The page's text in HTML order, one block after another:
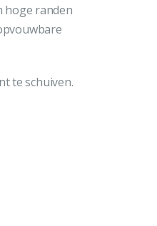
hoge randen
te schuiven.